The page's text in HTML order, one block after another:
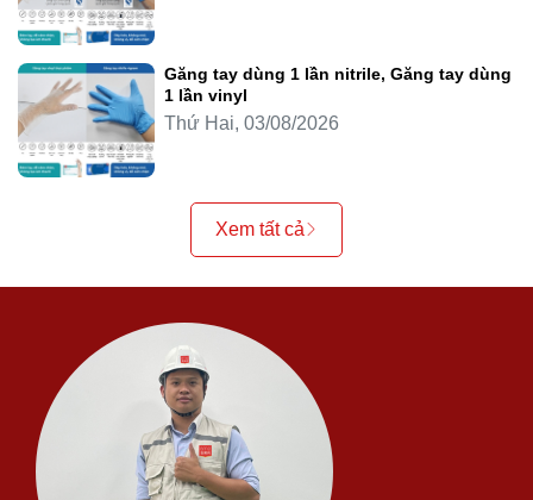
Găng tay dùng 1 lần nitrile, Găng tay dùng
1 lần vinyl
Thứ Hai, 03/08/2026
Xem tất cả